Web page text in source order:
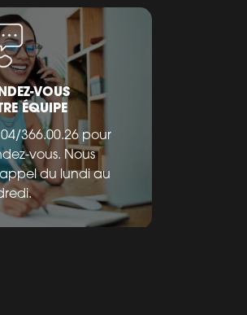
VOUS
ÉQUIPE
366.00.26 pour
vous. Nous
du lundi au